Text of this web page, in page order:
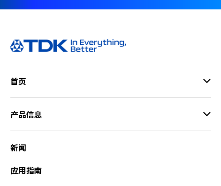
首页
产品信息
新闻
应用指南